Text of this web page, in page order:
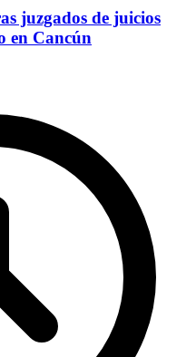
juzgados de juicios
en Cancún